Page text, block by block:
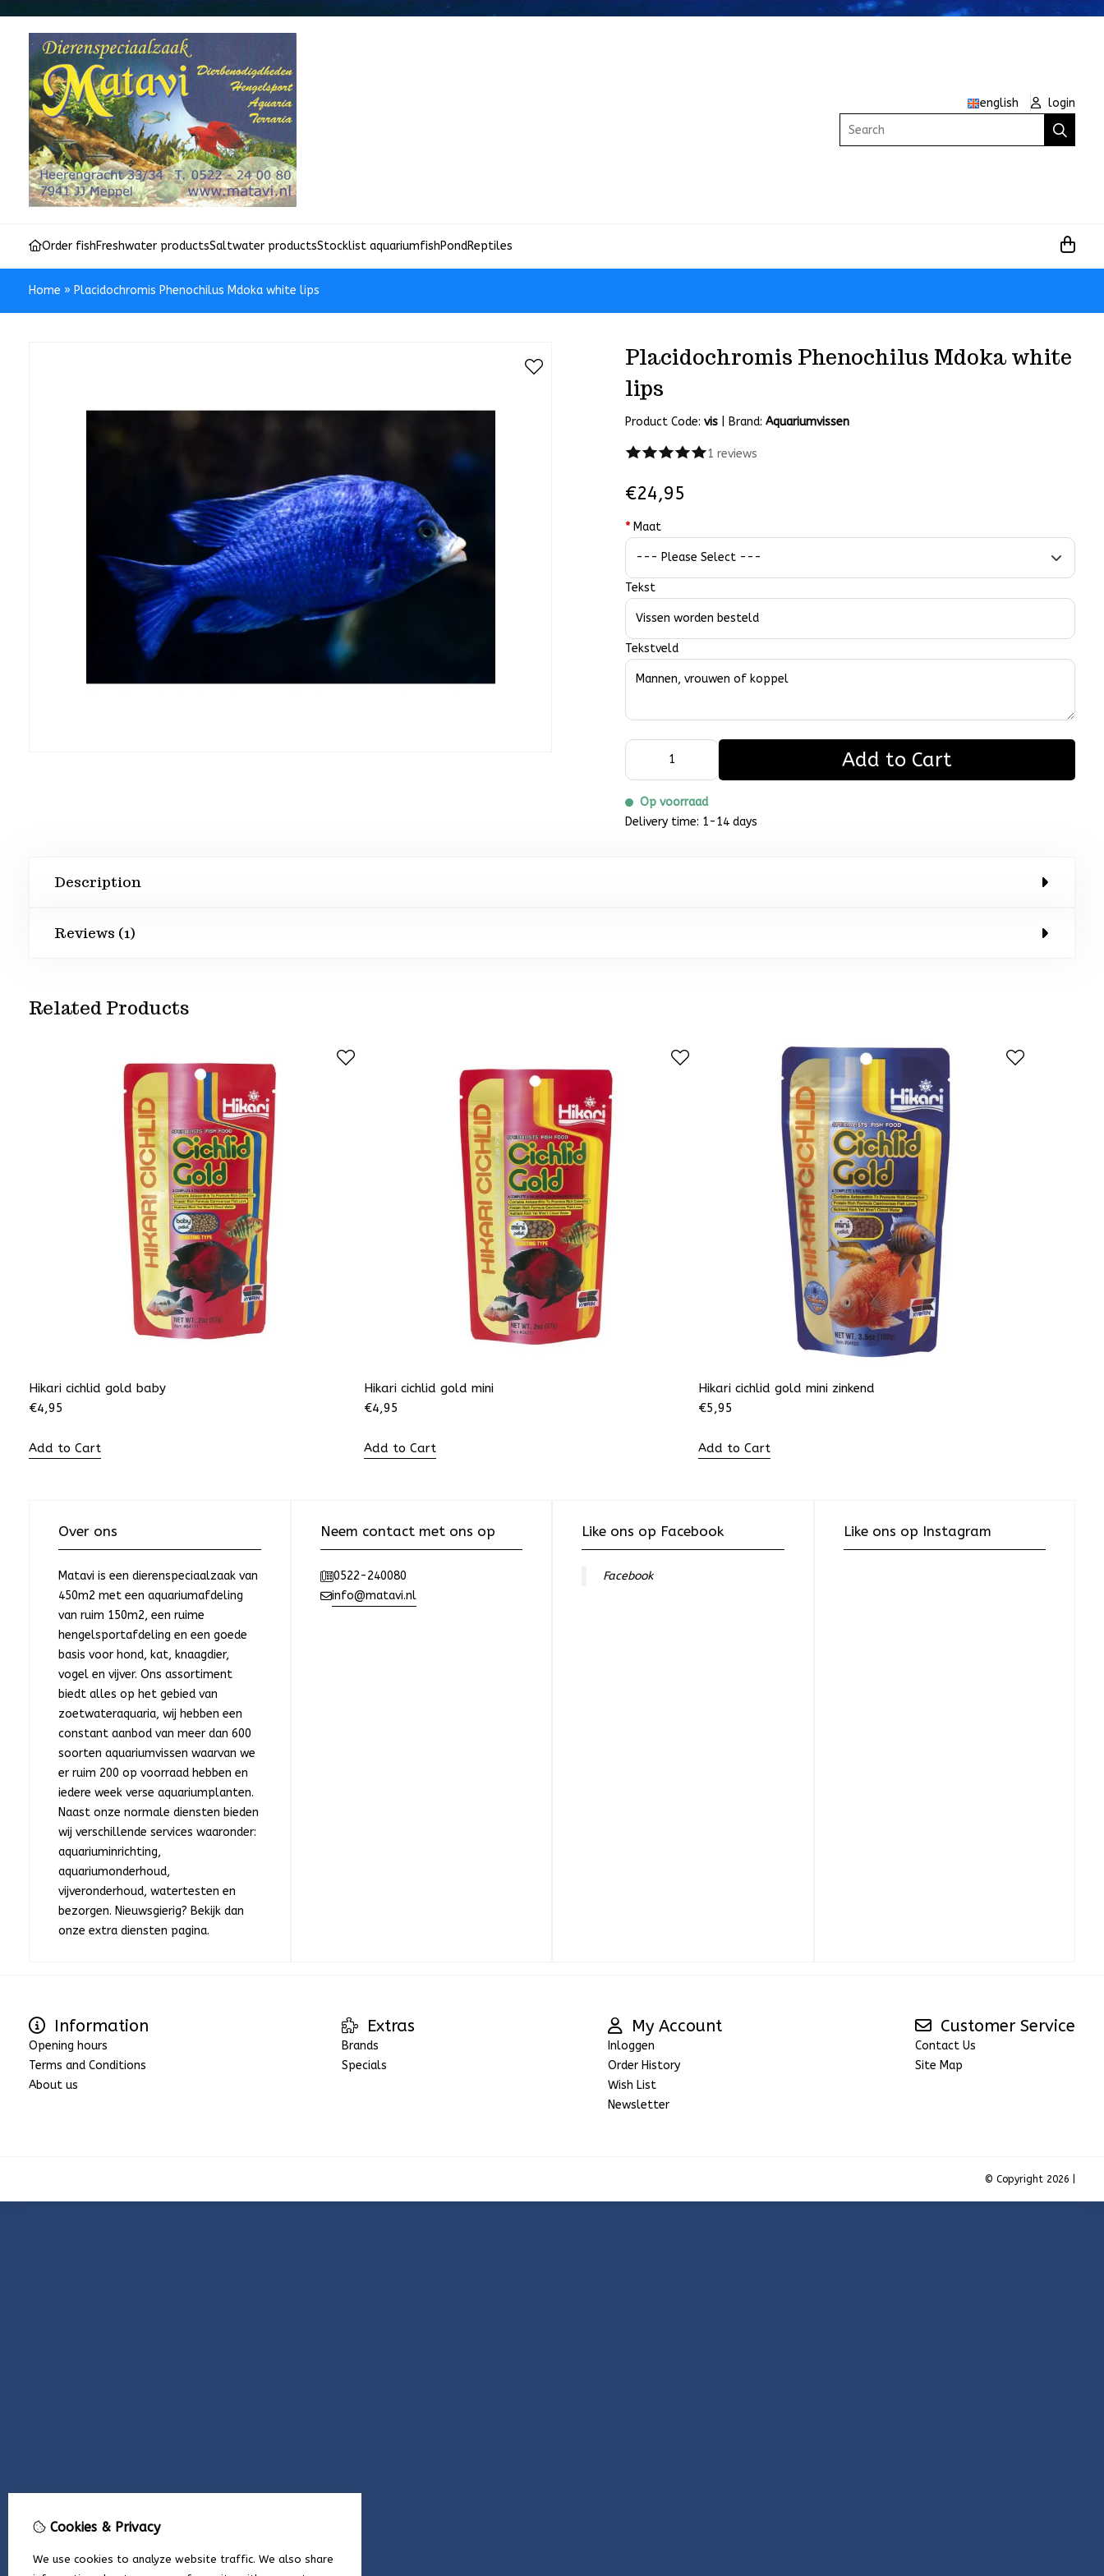
english
login
Search
Order fishFreshwater productsSaltwater productsStocklist aquariumfishPondReptiles
Home » Placidochromis Phenochilus Mdoka white lips
Placidochromis Phenochilus Mdoka white
lips
Product Code:vis Brand:Aquariumvissen
1 reviews
€24,95
* Maat
Tekst
Tekstveld
Add to Cart
Op voorraad
Delivery time: 1-14 days
Description
Reviews (1)
Related Products
Hikari cichlid gold baby
€4,95
Add to Cart
Hikari cichlid gold mini
€4,95
Add to Cart
Hikari cichlid gold mini zinkend
€5,95
Add to Cart
Over ons
Matavi is een dierenspeciaalzaak van
450m2 met een aquariumafdeling
van ruim 150m2, een ruime
hengelsportafdeling en een goede
basis voor hond, kat, knaagdier,
vogel en vijver. Ons assortiment
biedt alles op het gebied van
zoetwateraquaria, wij hebben een
constant aanbod van meer dan 600
soorten aquariumvissen waarvan we
er ruim 200 op voorraad hebben en
iedere week verse aquariumplanten.
Naast onze normale diensten bieden
wij verschillende services waaronder:
aquariuminrichting,
aquariumonderhoud,
vijveronderhoud, watertesten en
bezorgen. Nieuwsgierig? Bekijk dan
onze extra diensten pagina.
Neem contact met ons op
0522-240080
info@matavi.nl
Like ons op Facebook
Facebook
Like ons op Instagram
Information
Opening hours
Terms and Conditions
About us
Extras
Brands
Specials
My Account
Inloggen
Order History
Wish List
Newsletter
Customer Service
Contact Us
Site Map
© Copyright 2026 |
Cookies & Privacy
We use cookies to analyze website traffic. We also share